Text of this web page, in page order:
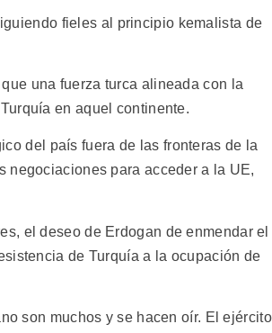
fieles al principio kemalista de
una fuerza turca alineada con la
en aquel continente.
del país fuera de las fronteras de la
negociaciones para acceder a la UE,
el deseo de Erdogan de enmendar el
de Turquía a la ocupación de
son muchos y se hacen oír. El ejército